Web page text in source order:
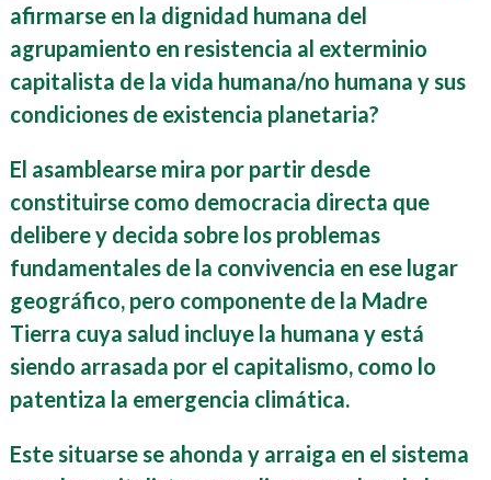
afirmarse en la dignidad humana del
agrupamiento en resistencia al exterminio
capitalista de la vida humana/no humana y sus
condiciones de existencia planetaria?
El asamblearse mira por partir desde
constituirse como democracia directa que
delibere y decida sobre los problemas
fundamentales de la convivencia en ese lugar
geográfico, pero componente de la Madre
Tierra cuya salud incluye la humana y está
siendo arrasada por el capitalismo, como lo
patentiza la emergencia climática.
Este situarse se ahonda y arraiga en el sistema